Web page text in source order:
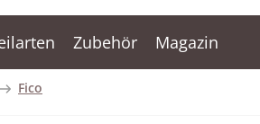
Zubehör Magazin
Fico